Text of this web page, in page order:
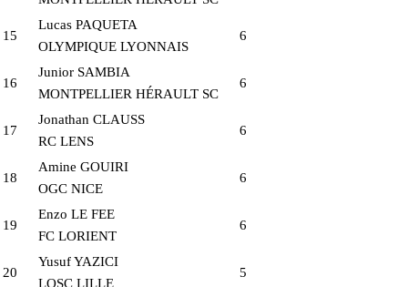
15
Lucas PAQUETA
OLYMPIQUE LYONNAIS
6
16
Junior SAMBIA
MONTPELLIER HÉRAULT SC
6
17
Jonathan CLAUSS
RC LENS
6
18
Amine GOUIRI
OGC NICE
6
19
Enzo LE FEE
FC LORIENT
6
20
Yusuf YAZICI
LOSC LILLE
5